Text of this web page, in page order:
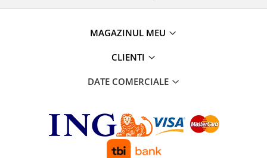
MAGAZINUL MEU
CLIENTI
DATE COMERCIALE